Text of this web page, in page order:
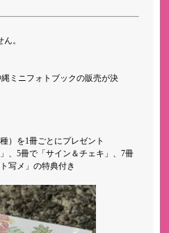
。
ミニフォトブックの販売が決
）を1冊ごとにプレゼント
、5冊で「サイン＆チェキ」、7冊
写メ」の特典付き